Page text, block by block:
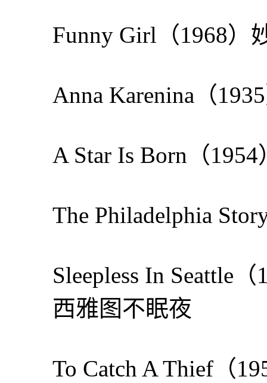
Funny Girl（1968）
Anna Karenina（
A Star Is Born（
The Philadelphia
Sleepless In Seattle
西雅图不眠夜
To Catch A Thief（